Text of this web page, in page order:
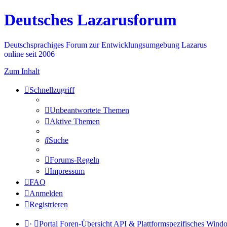
Deutsches Lazarusforum
Deutschsprachiges Forum zur Entwicklungsumgebung Lazarus
online seit 2006
Zum Inhalt
Schnellzugriff
Unbeantwortete Themen
Aktive Themen
Suche
Forums-Regeln
Impressum
FAQ
Anmelden
Registrieren
· Portal Foren-Übersicht API & Plattformspezifisches